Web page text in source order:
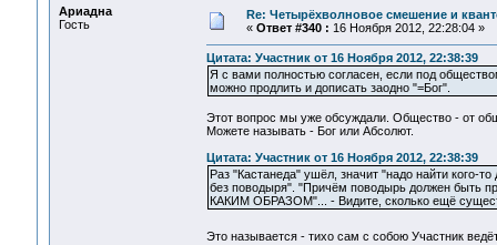
Ариадна
Гость
Re: Четырёхволновое смешение и
« Ответ #340 : 16 Ноября 2012, 22:28:04 »
Цитата: Участник от 16 Ноября 2012, 22:38:39
Я с вами полностью согласен, если под
можно продлить и дописать заодно "=Бог".
Этот вопрос мы уже обсуждали. Общество - от
Можете называть - Бог или Абсолют.
Цитата: Участник от 16 Ноября 2012, 22:38:39
Раз "Кастанеда" ушёл, значит "надо найти
без поводыря". "Причём поводырь должен быть
КАКИМ ОБРАЗОМ"... - Видите, сколько ещё
Это называется - тихо сам с собою Участник